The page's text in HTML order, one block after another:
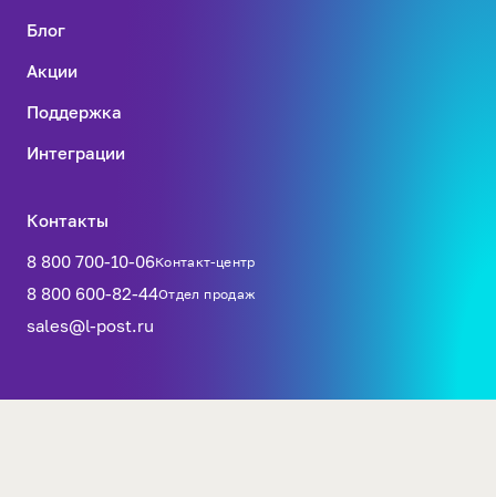
Блог
Акции
Поддержка
Интеграции
Контакты
8 800 700-10-06Контакт-центр
8 800 600-82-44Отдел продаж
sales@l-post.ru